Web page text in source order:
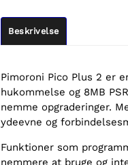
Beskrivelse
Pimoroni Pico Plus 2 er
hukommelse og 8MB
nemme opgraderinger.
ydeevne og
Funktioner som
nemmere at bruge og